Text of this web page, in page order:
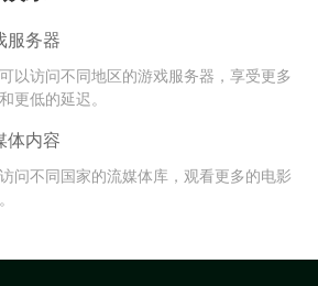
服务器
以访问不同地区的游戏服务器，享受更多
更低的延迟。
体内容
问不同国家的流媒体库，观看更多的电影